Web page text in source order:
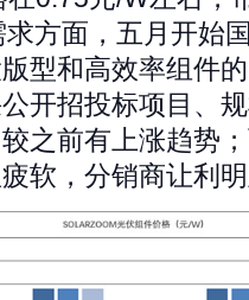
方面，五月开始
型和高效率组件
开招投标项目、
之前有上涨趋势
软，分销商让利